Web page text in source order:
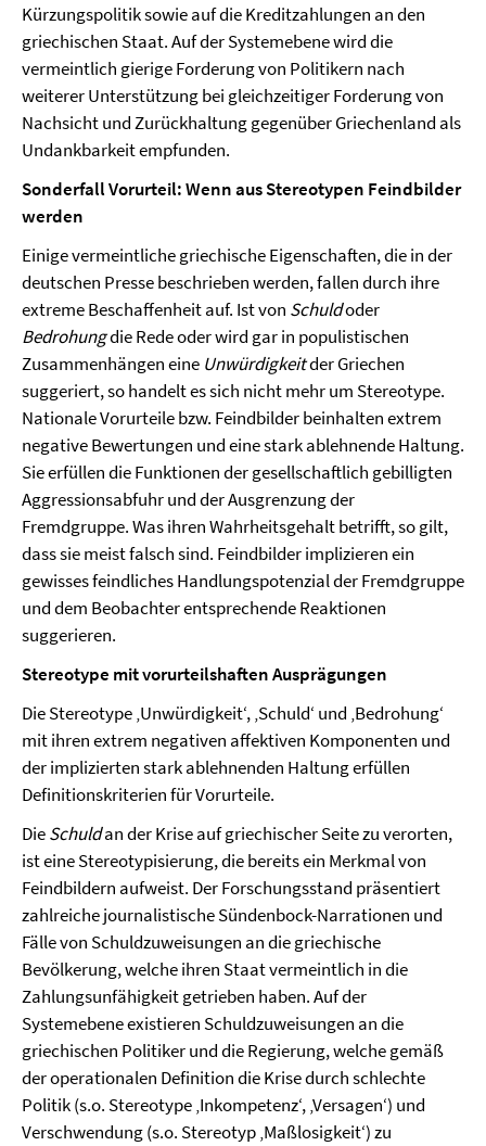
Kürzungspolitik sowie auf die Kreditzahlungen an den
griechischen Staat. Auf der Systemebene wird die
vermeintlich gierige Forderung von Politikern nach
weiterer Unterstützung bei gleichzeitiger Forderung von
Nachsicht und Zurückhaltung gegenüber Griechenland als
Undankbarkeit empfunden.
Sonderfall Vorurteil: Wenn aus Stereotypen Feindbilder
werden
Einige vermeintliche griechische Eigenschaften, die in der
deutschen Presse beschrieben werden, fallen durch ihre
extreme Beschaffenheit auf. Ist von Schuldoder
Bedrohungdie Rede oder wird gar in populistischen
Zusammenhängen eine Unwürdigkeitder Griechen
suggeriert, so handelt es sich nicht mehr um Stereotype.
Nationale Vorurteile bzw. Feindbilder beinhalten extrem
negative Bewertungen und eine stark ablehnende Haltung.
Sie erfüllen die Funktionen der gesellschaftlich gebilligten
Aggressionsabfuhr und der Ausgrenzung der
Fremdgruppe. Was ihren Wahrheitsgehalt betrifft, so gilt,
dass sie meist falsch sind. Feindbilder implizieren ein
gewisses feindliches Handlungspotenzial der Fremdgruppe
und dem Beobachter entsprechende Reaktionen
suggerieren.
Stereotype mit vorurteilshaften Ausprägungen
Die Stereotype ‚Unwürdigkeit‘, ‚Schuld‘ und ‚Bedrohung‘
mit ihren extrem negativen affektiven Komponenten und
der implizierten stark ablehnenden Haltung erfüllen
Definitionskriterien für Vorurteile.
DieSchuldan der Krise auf griechischer Seite zu verorten,
ist eine Stereotypisierung, die bereits ein Merkmal von
Feindbildern aufweist. Der Forschungsstand präsentiert
zahlreiche journalistische Sündenbock-Narrationen und
Fälle von Schuldzuweisungen an die griechische
Bevölkerung, welche ihren Staat vermeintlich in die
Zahlungsunfähigkeit getrieben haben. Auf der
Systemebene existieren Schuldzuweisungen an die
griechischen Politiker und die Regierung, welche gemäß
der operationalen Definition die Krise durch schlechte
Politik (s.o. Stereotype ‚Inkompetenz‘, ‚Versagen‘) und
Verschwendung (s.o. Stereotyp ‚Maßlosigkeit‘) zu